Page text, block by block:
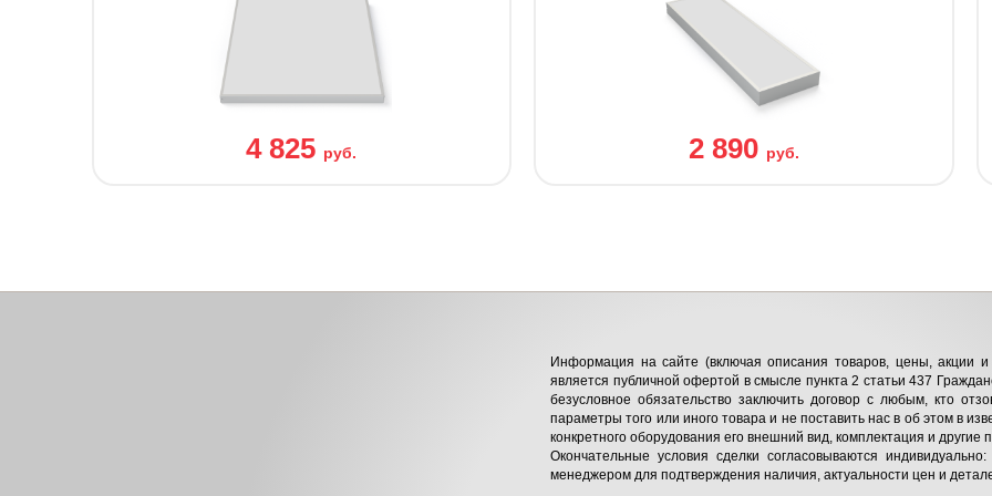
4 825 руб. 2 890 руб.
Информация на сайте (включая описания товаров, цены, акции
является публичной офертой в смысле пункта 2 статьи 437
безусловное обязательство заключить договор с любым, кто
параметры того или иного товара и не поставить нас в об этом в
конкретного оборудования его внешний вид, комплектация и
Окончательные условия сделки согласовываются
менеджером для подтверждения наличия, актуальности цен и